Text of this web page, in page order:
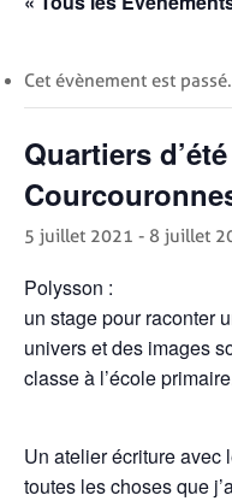
Cet évènement est passé.
Quartiers
5 juillet 2021 - 8 juillet
Polysson :
un stage pour raconter
univers et des images
classe à l’école
Un atelier écriture avec
toutes les choses que